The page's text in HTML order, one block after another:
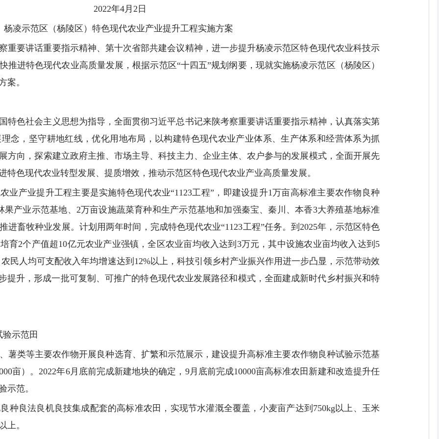
2022年4月2日
杨凌示范区（杨陵区）特色现代农业产业提升工程实施方案
重要讲话重要指示精神、第十次省部共建会议精神，进一步提升杨凌示范区特色现代农业科技示
推进特色现代农业高质量发展，根据示范区“十四五”规划纲要，现就实施杨凌示范区（杨陵区）
案。
特色社会主义思想为指导，全面贯彻习近平总书记来陕考察重要讲话重要指示精神，认真落实第
念，坚守耕地红线，优化用地布局，以构建特色现代农业产业体系、生产体系和经营体系为抓
方向，探索建立政府主推、市场主导、科技主力、企业主体、农户参与的发展模式，全面开展先
特色现代农业转型发展、提质增效，推动示范区特色现代农业产业高质量发展。
业产业提升工程主要是实施特色现代农业“1123工程”，即建设提升1万亩高标准主要农作物良种
产业示范基地、2万亩设施蔬菜育种和生产示范基地和加强秦宝、秦川、本香3大养殖基地标准
进畜牧种业发展。计划用两年时间，完成特色现代农业“1123工程”任务。到2025年，示范区特色
育2个产值超10亿元农业产业强镇，全区农业亩均收入达到3万元，其中设施农业亩均收入达到5
民人均可支配收入年均增速达到12%以上，科技引领乡村产业振兴作用进一步凸显，示范带动效
提升，形成一批可复制、可推广的特色现代农业发展路径和模式，全面建成新时代乡村振兴和特
示范田
薯类等主要农作物开展良种选育、扩繁和示范展示，建设提升高标准主要农作物良种试验示范基
亩）。2022年6月底前完成新建地块的确定，9月底前完成10000亩高标准农田新建和改造提升任
示范。
种良法良机良技集成配套的高标准农田，实现节水灌溉全覆盖，小麦亩产达到750kg以上、玉米
上。